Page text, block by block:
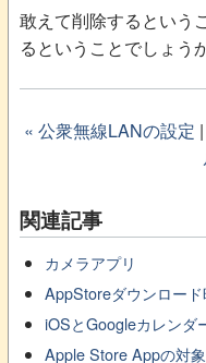
敢えて削除するという
るということでしょう
« 公衆無線LANの設定 |
関連記事
カメラアプリ
AppStoreダウンロー
iOSとGoogleカレンダ
Apple Store Appの対